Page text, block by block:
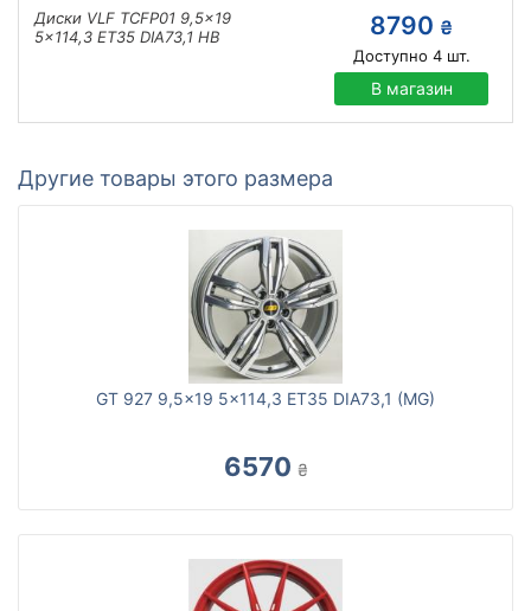
Диски VLF TCFP01 9,5x19
5x114,3 ET35 DIA73,1 HB
8790 ₴
Доступно 4шт.
В магазин
Другие товары этого размера
GT 927 9,5x19 5x114,3 ET35 DIA73,1 (MG)
6570 ₴